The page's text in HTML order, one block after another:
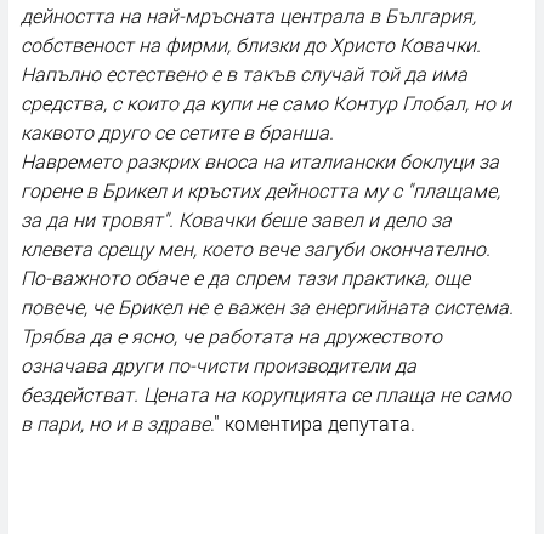
дейността на най-мръсната централа в България,
собственост на фирми, близки до Христо Ковачки.
Напълно естествено е в такъв случай той да има
средства, с които да купи не само Контур Глобал, но и
каквото друго се сетите в бранша.
Навремето разкрих вноса на италиански боклуци за
горене в Брикел и кръстих дейността му с "плащаме,
за да ни тровят". Ковачки беше завел и дело за
клевета срещу мен, което вече загуби окончателно.
По-важното обаче е да спрем тази практика, още
повече, че Брикел не е важен за енергийната система.
Трябва да е ясно, че работата на дружеството
означава други по-чисти производители да
бездействат. Цената на корупцията се плаща не само
в пари, но и в здраве." коментира депутата.